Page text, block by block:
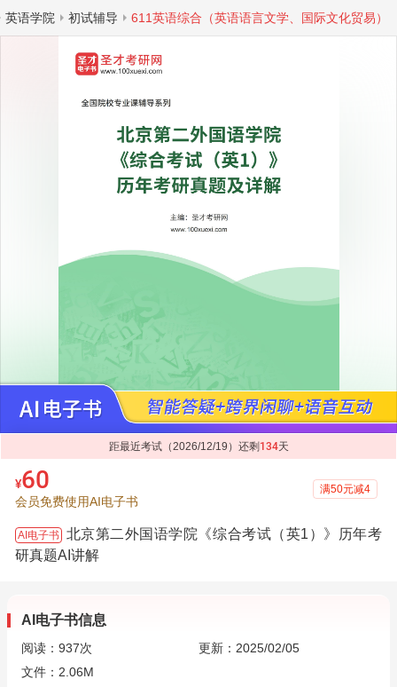
英语学院 初试辅导 611英语综合（英语语言文学、国际文化贸易）
距最近考试（2026/12/19）还剩 134天
¥60
会员免费使用AI电子书
满50元减4
AI电子书 北京第二外国语学院《综合考试（英1）》历年考
研真题AI讲解
AI电子书信息
阅读： 937次
更新：2025/02/05
文件：2.06M